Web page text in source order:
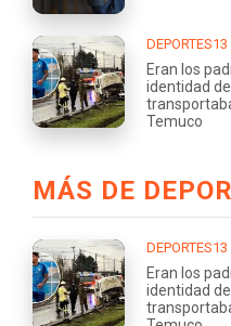
DEPORTES13
Eran los
identidad
Temuco
MÁS DE
DEPORTES13
Eran los
identidad